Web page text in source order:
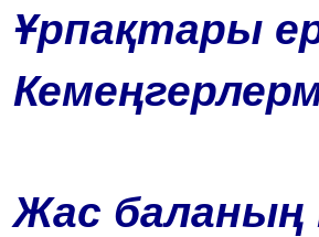
Ұрпақтары
Жас баланың